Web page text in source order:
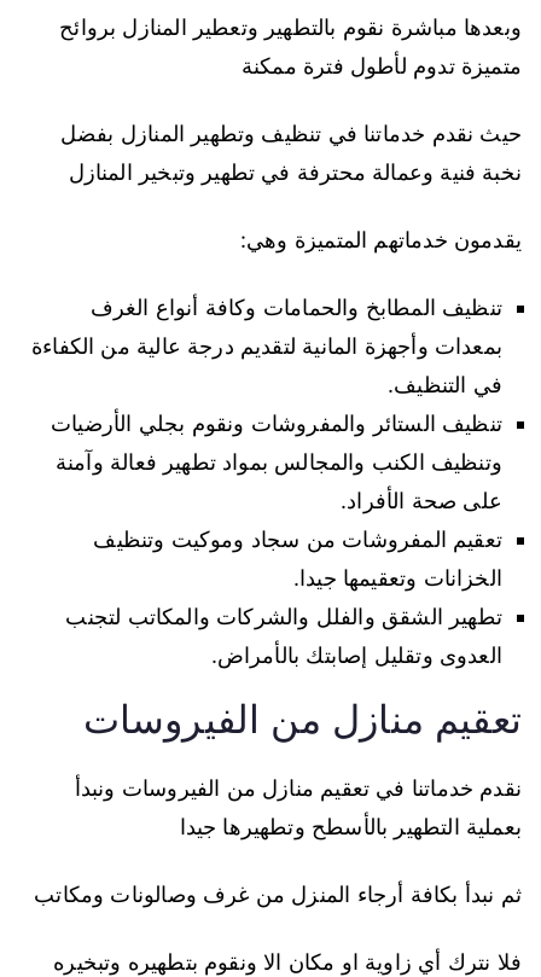
وبعدها مباشرة نقوم بالتطهير وتعطير المنازل بروائح
متميزة تدوم لأطول فترة ممكنة
حيث نقدم خدماتنا في تنظيف وتطهير المنازل بفضل
نخبة فنية وعمالة محترفة في تطهير وتبخير المنازل
يقدمون خدماتهم المتميزة وهي:
تنظيف المطابخ والحمامات وكافة أنواع الغرف
بمعدات وأجهزة المانية لتقديم درجة عالية من الكفاءة
في التنظيف.
تنظيف الستائر والمفروشات ونقوم بجلي الأرضيات
وتنظيف الكنب والمجالس بمواد تطهير فعالة وآمنة
على صحة الأفراد.
تعقيم المفروشات من سجاد وموكيت وتنظيف
الخزانات وتعقيمها جيدا.
تطهير الشقق والفلل والشركات والمكاتب لتجنب
العدوى وتقليل إصابتك بالأمراض.
تعقيم منازل من الفيروسات
نقدم خدماتنا في تعقيم منازل من الفيروسات ونبدأ
بعملية التطهير بالأسطح وتطهيرها جيدا
ثم نبدأ بكافة أرجاء المنزل من غرف وصالونات ومكاتب
فلا نترك أي زاوية او مكان الا ونقوم بتطهيره وتبخيره